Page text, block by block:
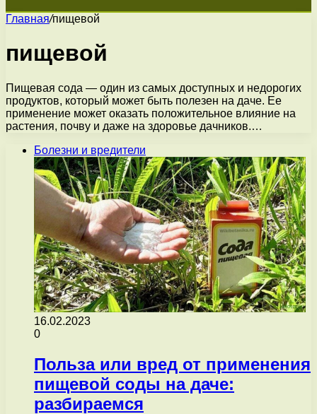
Главная/пищевой
пищевой
Пищевая сода — один из самых доступных и недорогих
продуктов, который может быть полезен на даче. Ее
применение может оказать положительное влияние на
растения, почву и даже на здоровье дачников.…
Болезни и вредители
16.02.2023
0
Польза или вред от применения
пищевой соды на даче:
разбираемся